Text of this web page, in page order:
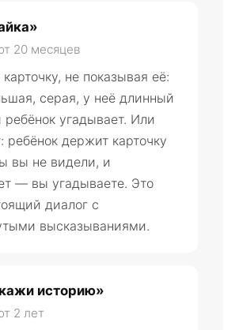
20 месяцев
не показывая её:
серая, у неё длинный
угадывает. Или
ребёнок держит карточку
вы не видели, и
— вы угадываете. Это
диалог с
высказываниями.
историю»
2 лет